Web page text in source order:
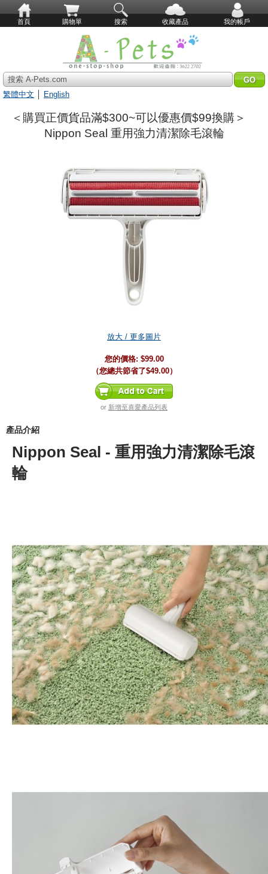
首頁 購物單 搜索 收藏產品 我的帳戶
搜索 A-Pets.com
繁體中文
English
＜購買正價貨品滿$300~可以優惠價$99換購＞
Nippon Seal 重用強力清潔除毛滾輪
放大 / 更多圖片
您的價格: $99.00
（您總共節省了$49.00）
or 新增至喜愛產品列表
產品介紹
Nippon Seal - 重用強力清潔除毛滾
輪